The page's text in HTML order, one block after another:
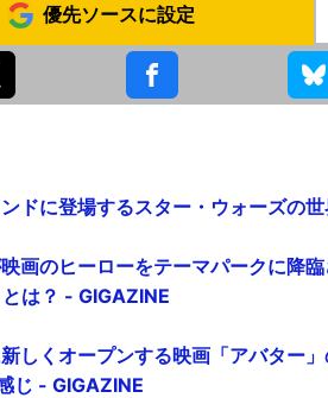
優先ソースに設定
ドに登場するスター・ウォーズの
画のヒーローをテーマパークに降
は？ - GIGAZINE
しくオープンする映画「アバタ
じ - GIGAZINE